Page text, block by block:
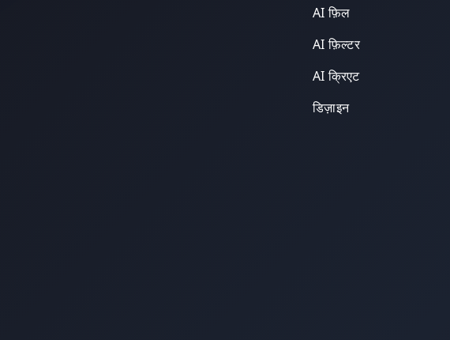
AI फ़िल
AI फ़िल्टर
AI क्रिएट
डिज़ाइन